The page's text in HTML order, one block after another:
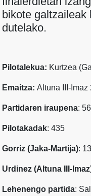
bikote galtzaileak
dutelako.
Pilotalekua: Kurtzea
Emaitza: Altuna III-Imaz
Partidaren iraupena:
Pilotakadak: 435
Gorriz (Jaka-Martija):
Urdinez (Altuna III-
Lehenengo partida: